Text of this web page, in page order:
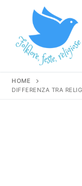
contenuto
HOME
DIFFERENZA TRA